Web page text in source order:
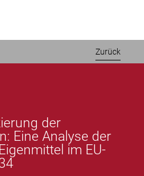
Zurück
der
Eine Analyse der
im EU-